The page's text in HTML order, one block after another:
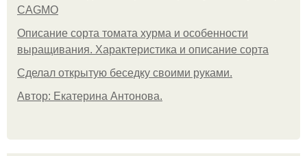
CAGMO
Описание сорта томата хурма и особенности
выращивания. Характеристика и описание сорта
Сделал открытую беседку своими руками.
Автор: Екатерина Антонова.